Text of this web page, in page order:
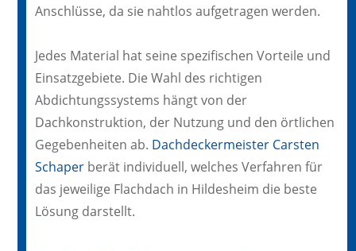
Anschlüsse, da sie nahtlos aufgetragen werden.
Jedes Material hat seine spezifischen Vorteile und
Einsatzgebiete. Die Wahl des richtigen
Abdichtungssystems hängt von der
Dachkonstruktion, der Nutzung und den örtlichen
Gegebenheiten ab. Dachdeckermeister Carsten
Schaper berät individuell, welches Verfahren für
das jeweilige Flachdach in Hildesheim die beste
Lösung darstellt.